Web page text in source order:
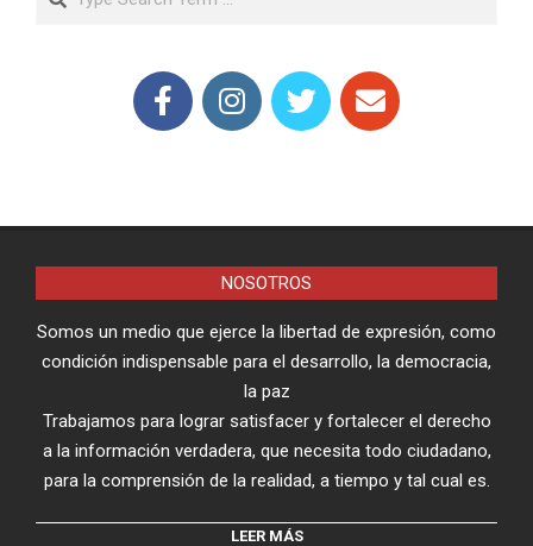
NOSOTROS
Somos un medio que ejerce la libertad de expresión, como
condición indispensable para el desarrollo, la democracia,
la paz
Trabajamos para lograr satisfacer y fortalecer el derecho
a la información verdadera, que necesita todo ciudadano,
para la comprensión de la realidad, a tiempo y tal cual es.
LEER MÁS